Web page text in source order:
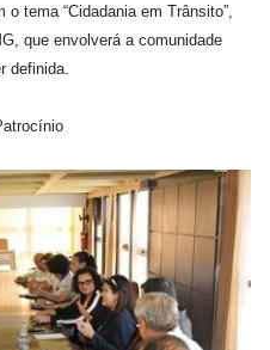
tema “Cidadania em Trânsito”,
que envolverá a comunidade
definida.